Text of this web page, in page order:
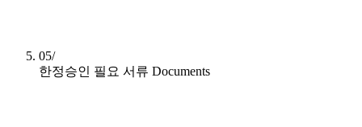
05/
한정승인 필요 서류 Documents